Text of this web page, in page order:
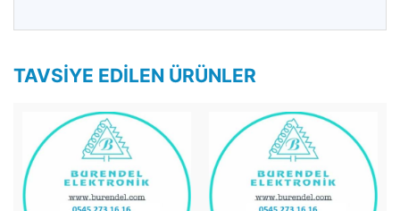
TAVSIYE EDILEN ÜRÜNLER